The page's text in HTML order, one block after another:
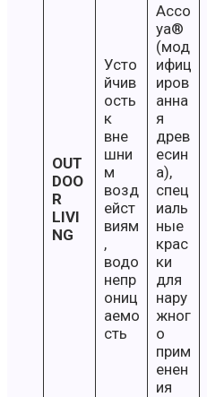
OUT
DOO
R
LIVI
NG
Усто
йчив
ость
к
вне
шни
м
возд
ейст
виям
,
водо
непр
ониц
аемо
сть
Acco
ya®
(мод
ифиц
иров
анна
я
древ
есин
а),
спец
иаль
ные
крас
ки
для
нару
жног
о
прим
енен
ия